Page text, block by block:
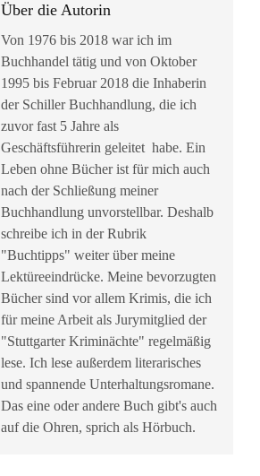
Über die Autorin
Von 1976 bis 2018 war ich im
Buchhandel tätig und von Oktober
1995 bis Februar 2018 die Inhaberin
der Schiller Buchhandlung, die ich
zuvor fast 5 Jahre als
Geschäftsführerin geleitet habe. Ein
Leben ohne Bücher ist für mich auch
nach der Schließung meiner
Buchhandlung unvorstellbar. Deshalb
schreibe ich in der Rubrik
"Buchtipps" weiter über meine
Lektüreeindrücke. Meine bevorzugten
Bücher sind vor allem Krimis, die ich
für meine Arbeit als Jurymitglied der
"Stuttgarter Kriminächte" regelmäßig
lese. Ich lese außerdem literarisches
und spannende Unterhaltungsromane.
Das eine oder andere Buch gibt's auch
auf die Ohren, sprich als Hörbuch.